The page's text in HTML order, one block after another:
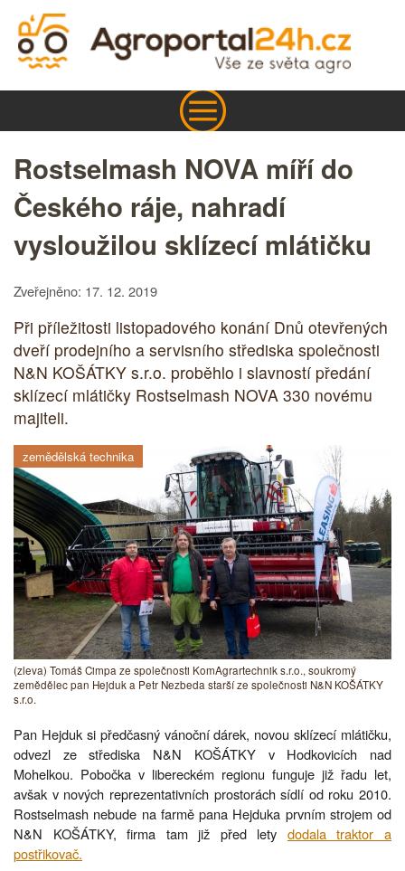
Rostselmash NOVA míří do
Českého ráje, nahradí
vysloužilou sklízecí mlátičku
Zveřejněno: 17. 12. 2019
Při příležitosti listopadového konání Dnů otevřených
dveří prodejního a servisního střediska společnosti
N&N KOŠÁTKY s.r.o. proběhlo i slavností předání
sklízecí mlátičky Rostselmash NOVA 330 novému
majiteli.
zemědělská technika
(zleva) Tomáš Cimpa ze společnosti KomAgrartechnik s.r.o., soukromý
zemědělec pan Hejduk a Petr Nezbeda starší ze společnosti N&N KOŠÁTKY
s.r.o.
Pan Hejduk si předčasný vánoční dárek, novou sklízecí mlátičku,
odvezl ze střediska N&N KOŠÁTKY v Hodkovicích nad
Mohelkou. Pobočka v libereckém regionu funguje již řadu let,
avšak v nových reprezentativních prostorách sídlí od roku 2010.
Rostselmash nebude na farmě pana Hejduka prvním strojem od
N&N KOŠÁTKY, firma tam již před lety dodala traktor a
postřikovač.